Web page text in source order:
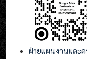
ฝ่ายแผนงานและ